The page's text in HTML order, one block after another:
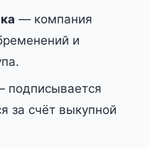
— компания
и
подписывается
за счёт выкупной